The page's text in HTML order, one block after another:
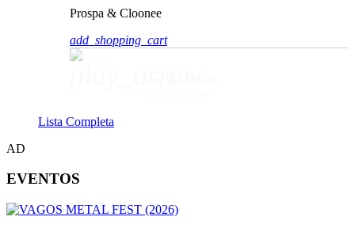
Prospa & Cloonee
add_shopping_cart
Lista Completa
AD
EVENTOS